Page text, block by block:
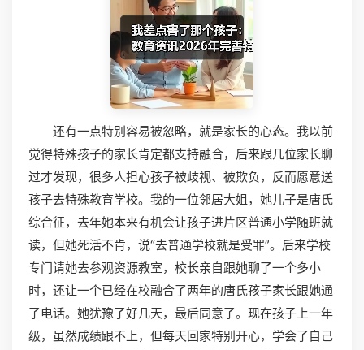
还有一点特别容易被忽略，就是家长的心态。我以前
觉得特殊孩子的家长肯定都支持融合，后来跟几位家长聊
过才发现，很多人担心孩子被歧视、被欺负，反而愿意送
孩子去特殊教育学校。我的一位邻居大姐，她儿子是唐氏
综合征，去年她本来有机会让孩子进片区普通小学随班就
读，但她死活不肯，说“去普通学校就是受罪”。后来学校
专门请她去参观资源教室，校长亲自跟她聊了一个多小
时，还让一个已经在校融合了两年的唐氏孩子家长跟她通
了电话。她犹豫了好几天，最后同意了。现在孩子上一年
级，虽然成绩跟不上，但每天回家特别开心，学会了自己